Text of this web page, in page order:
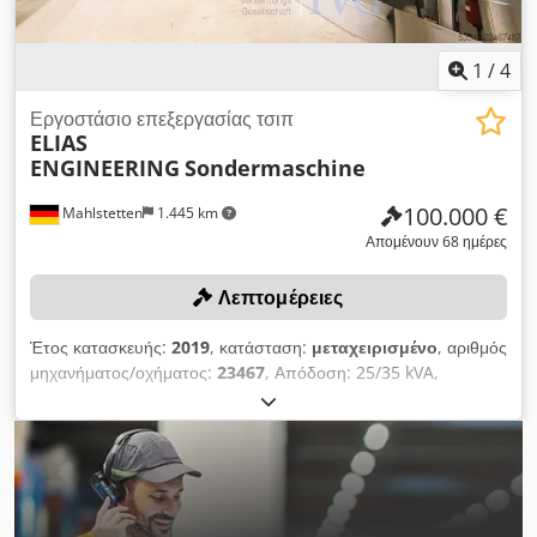
1 /4
Mahlstetten 1.445 km
Εργοστάσιο επεξεργασίας τσιπ
ELIAS
ENGINEERING Sondermaschine
100.000 €
Απομένουν 68 ημέρες
Λεπτομέρειες
Έτος κατασκευής: 2019, κατάσταση: μεταχειρισμένο, αριθμός
μηχανήματος/οχήματος: 23467, Απόδοση: 25/35 kVA,
σύστημα ελέγχου SIEMENS Simatic HMI, το οποίο αποτελείται
από: 1 μηχανισμό ανατροπής φορείου μεταφοράς
ξυλοπριονιδιών ELIAS ENGINEERING, μέγιστο φορτίο: 500 kg,
1 τεμαχιστή ξυλοπριονιδιών ELIAS ENGINEERING FS 600, 1
μηχανισμό προκαταρκτικού καθαρισμού ELIAS ENGINEERING
KSS-RA, 1 μηχανισμό τελικού καθαρισμού ELIAS